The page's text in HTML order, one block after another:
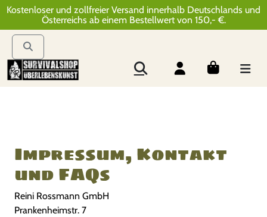
Kostenloser und zollfreier Versand innerhalb Deutschlands und
Österreichs ab einem Bestellwert von 150,- €.
Impressum, Kontakt
und FAQs
Reini Rossmann GmbH
Prankenheimstr. 7